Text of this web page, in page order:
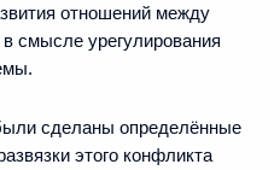
отношений между
смысле урегулирования
сделаны определённые
этого конфликта